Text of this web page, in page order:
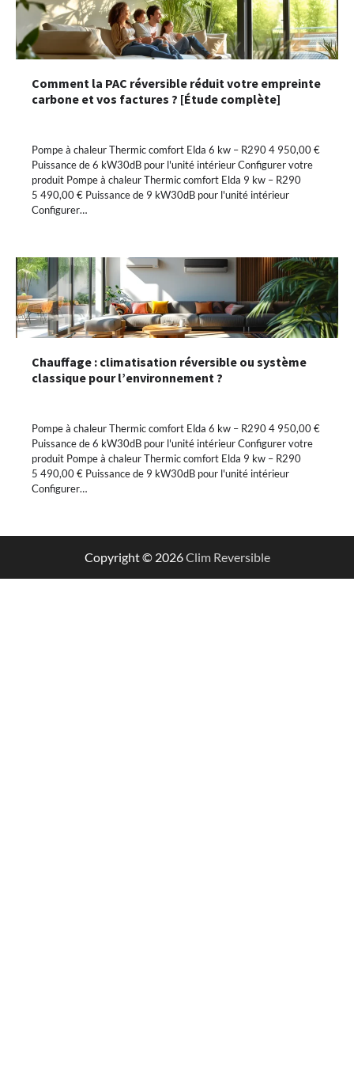
Comment la PAC réversible réduit votre empreinte
carbone et vos factures ? [Étude complète]
Pompe à chaleur Thermic comfort Elda 6 kw – R290 4 950,00 €
Puissance de 6 kW30dB pour l'unité intérieur Configurer votre
produit Pompe à chaleur Thermic comfort Elda 9 kw – R290
5 490,00 € Puissance de 9 kW30dB pour l'unité intérieur
Configurer…
Chauffage : climatisation réversible ou système
classique pour l’environnement ?
Pompe à chaleur Thermic comfort Elda 6 kw – R290 4 950,00 €
Puissance de 6 kW30dB pour l'unité intérieur Configurer votre
produit Pompe à chaleur Thermic comfort Elda 9 kw – R290
5 490,00 € Puissance de 9 kW30dB pour l'unité intérieur
Configurer…
Copyright © 2026Clim Reversible